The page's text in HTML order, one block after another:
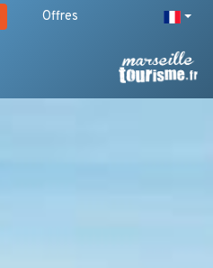
Offres